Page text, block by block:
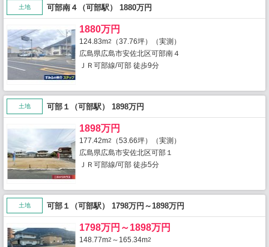
土地 可部南４（可部駅） 1880万円
1880万円
124.83m2
（37.76坪）（実測）
広島県広島市安佐北区可部南４
ＪＲ可部線/可部 徒歩9分
土地 可部１（可部駅） 1898万円
1898万円
177.42m2
（53.66坪）（実測）
広島県広島市安佐北区可部１
ＪＲ可部線/可部 徒歩5分
土地 可部１（可部駅） 1798万円～1898万円
1798万円～1898万円
148.77m2 ～165.34m2